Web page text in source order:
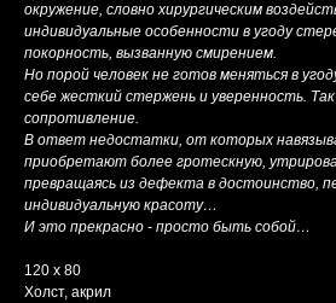
окружение, словно хирургическим
индивидуальные особенности в угоду
покорность, вызванную смирением.
Но порой человек не готов меняться в
себе жесткий стержень и уверенность.
сопротивление.
В ответ недостатки, от которых
приобретают более гротескную,
превращаясь из дефекта в достоинство,
индивидуальную красоту…
И это прекрасно - просто быть собой…
120 x 80
Холст, акрил